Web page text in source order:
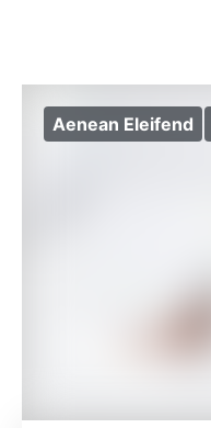
Aenean Eleifend